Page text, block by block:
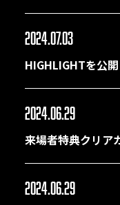
2024.07.03
HIGHLIGHTを公
2024.06.29
来場者特典クリア
2024.06.29